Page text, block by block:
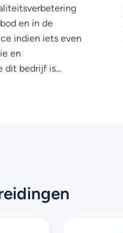
en in de
indien iets even
en
dit bedrijf is